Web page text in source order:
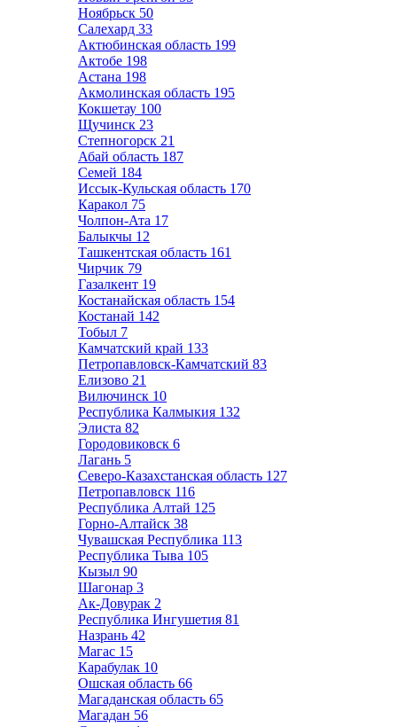
Ноябрьск 50
Салехард 33
Актюбинская область 199
Актобе 198
Астана 198
Акмолинская область 195
Кокшетау 100
Щучинск 23
Степногорск 21
Абай область 187
Семей 184
Иссык-Кульская область 170
Каракол 75
Чолпон-Ата 17
Балыкчы 12
Ташкентская область 161
Чирчик 79
Газалкент 19
Костанайская область 154
Костанай 142
Тобыл 7
Камчатский край 133
Петропавловск-Камчатский 83
Елизово 21
Вилючинск 10
Республика Калмыкия 132
Элиста 82
Городовиковск 6
Лагань 5
Северо-Казахстанская область 127
Петропавловск 116
Республика Алтай 125
Горно-Алтайск 38
Чувашская Республика 113
Республика Тыва 105
Кызыл 90
Шагонар 3
Ак-Довурак 2
Республика Ингушетия 81
Назрань 42
Магас 15
Карабулак 10
Ошская область 66
Магаданская область 65
Магадан 56